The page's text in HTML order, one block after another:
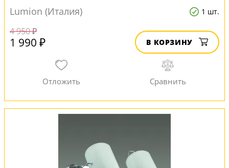
Lumion (Италия) 1 шт.
4 950 ₽
1 990 ₽ В КОРЗИНУ